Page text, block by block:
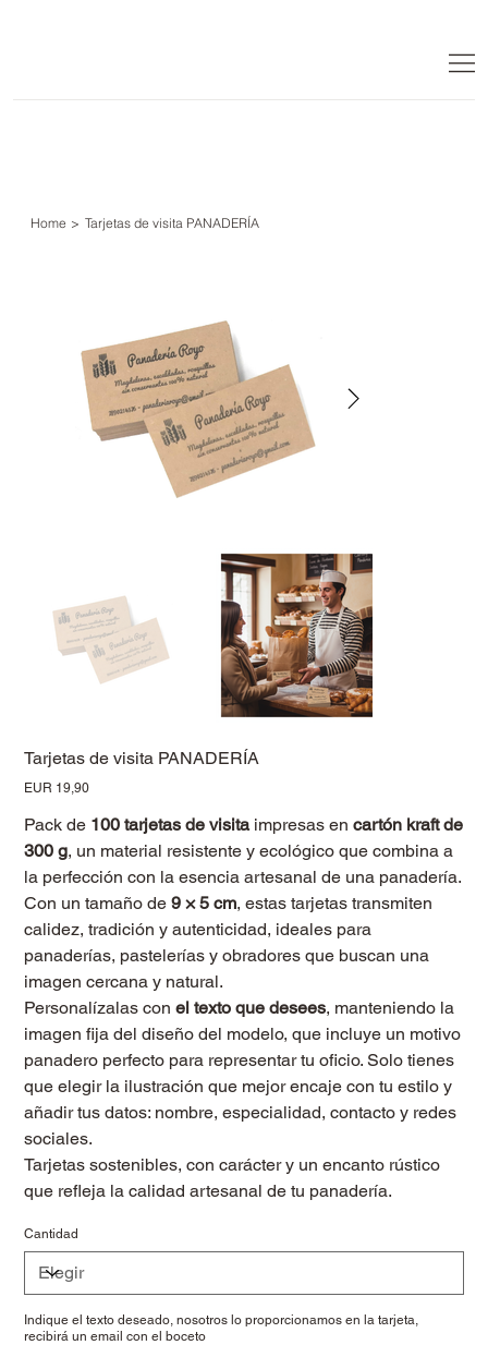
Home > Tarjetas de visita PANADERÍA
Tarjetas de visita PANADERÍA
Precio
EUR 19,90
Pack de 100 tarjetas de visitaimpresas encartón kraft de
300 g, un material resistente y ecológico que combina a
la perfección con la esencia artesanal de una panadería.
Con un tamaño de9 × 5 cm, estas tarjetas transmiten
calidez, tradición y autenticidad, ideales para
panaderías, pastelerías y obradores que buscan una
imagen cercana y natural.
Personalízalas conel texto que desees, manteniendo la
imagen fija del diseño del modelo, que incluye un motivo
panadero perfecto para representar tu oficio. Solo tienes
que elegir la ilustración que mejor encaje con tu estilo y
añadir tus datos: nombre, especialidad, contacto y redes
sociales.
Tarjetas sostenibles, con carácter y un encanto rústico
que refleja la calidad artesanal de tu panadería.
Cantidad
Indique el texto deseado, nosotros lo proporcionamos en la tarjeta,
recibirá un email con el boceto